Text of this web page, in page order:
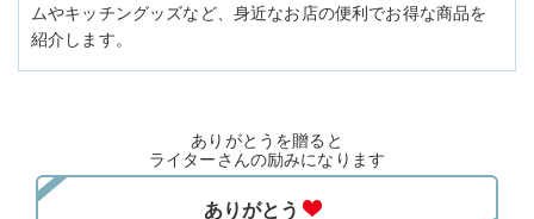
ムやキッチングッズなど、身近なお店の便利でお得な商品を
紹介します。
ありがとうを贈ると
ライターさんの励みになります